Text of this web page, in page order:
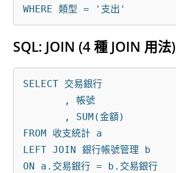
SQL: JOIN (4 種 JOIN 用法)
SELECT 交易銀行
FROM 收支統計 a
LEFT JOIN 銀行帳號管理 b
ON a.交易銀行 = b.交易銀行